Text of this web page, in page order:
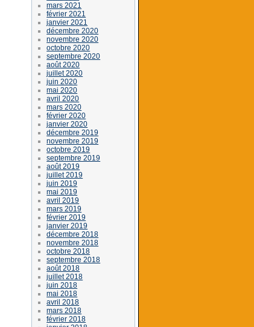
mars 2021
février 2021
janvier 2021
décembre 2020
novembre 2020
octobre 2020
septembre 2020
août 2020
juillet 2020
juin 2020
mai 2020
avril 2020
mars 2020
février 2020
janvier 2020
décembre 2019
novembre 2019
octobre 2019
septembre 2019
août 2019
juillet 2019
juin 2019
mai 2019
avril 2019
mars 2019
février 2019
janvier 2019
décembre 2018
novembre 2018
octobre 2018
septembre 2018
août 2018
juillet 2018
juin 2018
mai 2018
avril 2018
mars 2018
février 2018